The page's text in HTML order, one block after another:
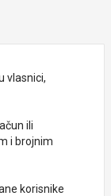
vlasnici,
ili
i brojnim
korisnike